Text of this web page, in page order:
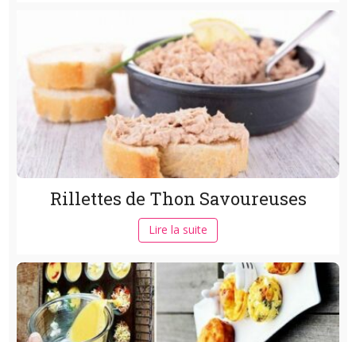
Rillettes de Thon Savoureuses
Lire la suite